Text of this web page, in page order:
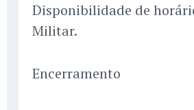
Disponibilidade de
Militar.
Encerramento